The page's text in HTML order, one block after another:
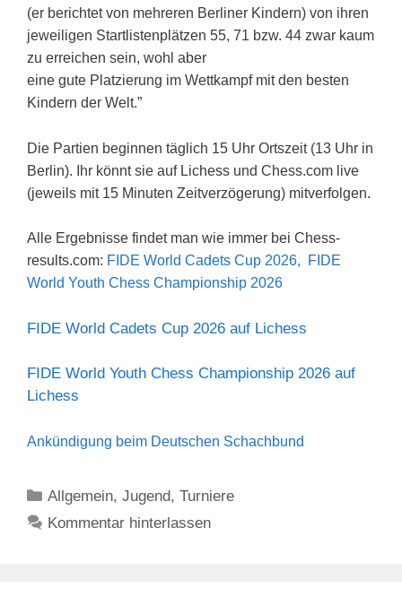
(er berichtet von mehreren Berliner Kindern) von ihren
jeweiligen Startlistenplätzen 55, 71 bzw. 44 zwar kaum
zu erreichen sein, wohl aber
eine gute Platzierung im Wettkampf mit den besten
Kindern der Welt.”
Die Partien beginnen täglich 15 Uhr Ortszeit (13 Uhr in
Berlin). Ihr könnt sie auf Lichess und Chess.com live
(jeweils mit 15 Minuten Zeitverzögerung) mitverfolgen.
Alle Ergebnisse findet man wie immer bei Chess-
results.com: FIDE World Cadets Cup 2026,
FIDE
World Youth Chess Championship 2026
FIDE World Cadets Cup 2026 auf Lichess
FIDE World Youth Chess Championship 2026 auf
Lichess
Ankündigung beim Deutschen Schachbund
Kategorien
Allgemein,Jugend,Turniere
Kommentar hinterlassen